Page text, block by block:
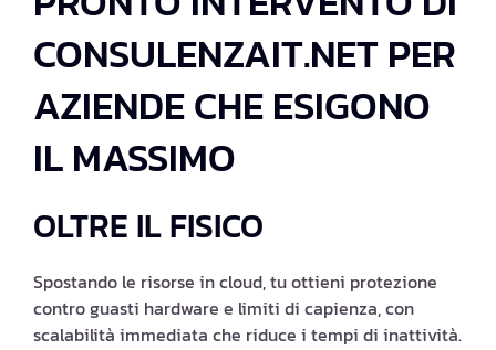
CONSULENZAIT.NET PER
AZIENDE CHE ESIGONO
IL MASSIMO
OLTRE IL FISICO
Spostando le risorse in cloud, tu ottieni protezione
contro guasti hardware e limiti di capienza, con
scalabilità immediata che riduce i tempi di inattività.